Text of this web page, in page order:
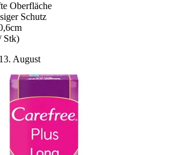
Oberfläche
Schutz
Stk)
August